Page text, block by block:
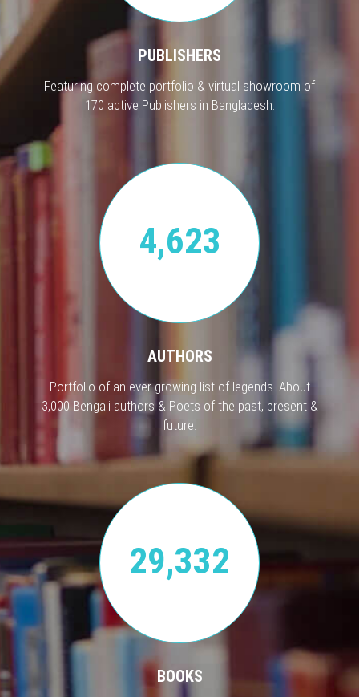
PUBLISHERS
Featuring complete portfolio & virtual showroom of
170 active Publishers in Bangladesh.
4,623
AUTHORS
Portfolio of an ever growing list of legends. About
3,000 Bengali authors & Poets of the past, present &
future.
29,332
BOOKS